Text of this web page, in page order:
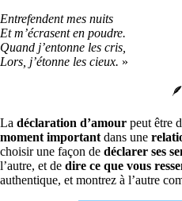
Entrefendent mes nuits
Et m’écrasent en poudre.
Quand j’entonne les cris,
Lors, j’étonne les cieux. »
🪶
La déclaration d’amour peut être
moment important dans une
choisir une façon de déclarer ses
l’autre, et de dire ce que vous
authentique, et montrez à l’autre